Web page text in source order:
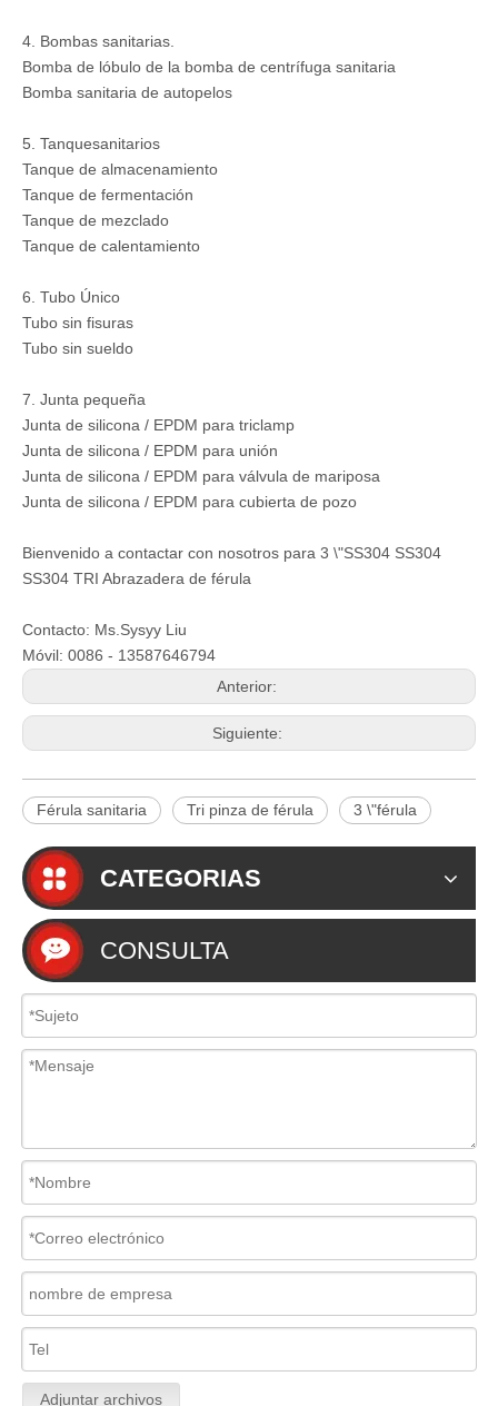
4. Bombas sanitarias.
Bomba de lóbulo de la bomba de centrífuga sanitaria
Bomba sanitaria de autopelos
5. Tanquesanitarios
Tanque de almacenamiento
Tanque de fermentación
Tanque de mezclado
Tanque de calentamiento
6. Tubo Único
Tubo sin fisuras
Tubo sin sueldo
7. Junta pequeña
Junta de silicona / EPDM para triclamp
Junta de silicona / EPDM para unión
Junta de silicona / EPDM para válvula de mariposa
Junta de silicona / EPDM para cubierta de pozo
Bienvenido a contactar con nosotros para 3 \"SS304 SS304
SS304 TRI Abrazadera de férula
Contacto: Ms.Sysyy Liu
Móvil: 0086 - 13587646794
Anterior:
Siguiente:
Férula sanitaria Tri pinza de férula 3 \"férula
CATEGORIAS
CONSULTA
Adjuntar archivos